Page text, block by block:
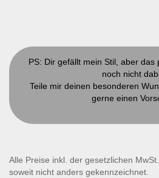
PS: Dir gefällt mein Stil, aber das
noch nicht
Teile mir deinen besonderen
gerne einen
Alle Preise inkl. der gesetzlichen
soweit nicht anders gekennzeichnet.